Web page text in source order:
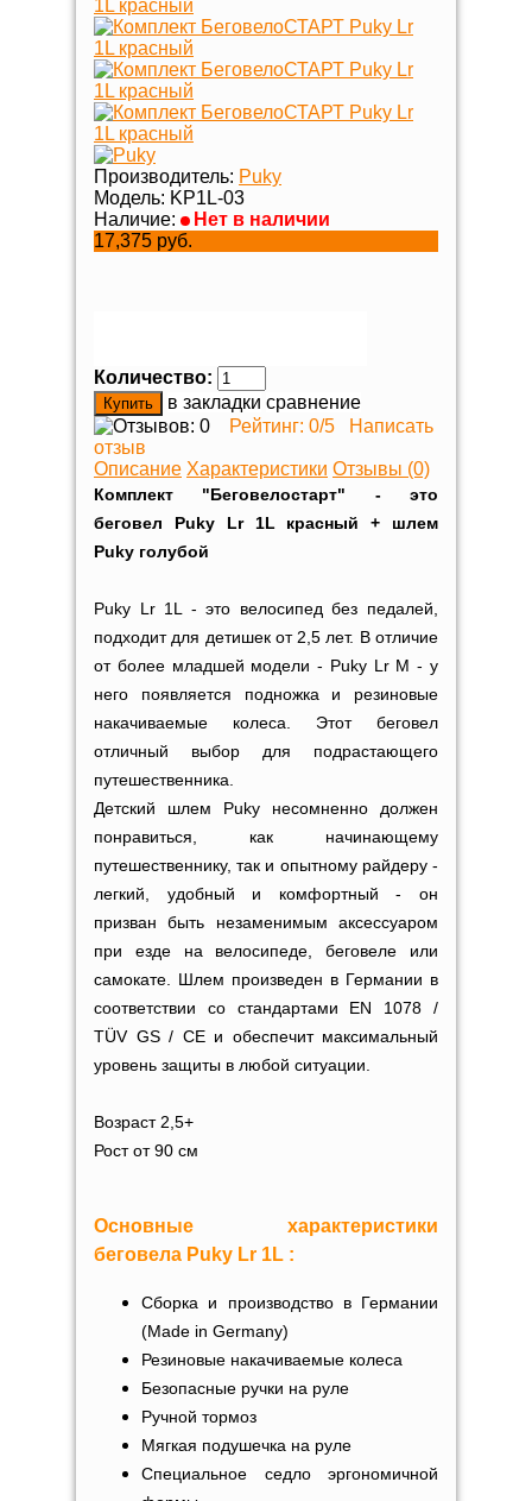
Производитель: Puky
Модель: KP1L-03
Наличие:
Нет в наличии
17,375 руб.
Количество:
в закладки сравнение
Рейтинг: 0/5
Написать
отзыв
Описание Характеристики Отзывы (0)
Комплект "Беговелостарт" - это
беговел Puky Lr 1L красный + шлем
Puky голубой
Puky Lr 1L - это велосипед без педалей,
подходит для детишек от 2,5 лет. В отличие
от более младшей модели - Puky Lr M - у
него появляется подножка и резиновые
накачиваемые колеса. Этот беговел
отличный выбор для подрастающего
путешественника.
Детский шлем Puky несомненно должен
понравиться, как начинающему
путешественнику, так и опытному райдеру -
легкий, удобный и комфортный - он
призван быть незаменимым аксессуаром
при езде на велосипеде, беговеле или
самокате. Шлем произведен в Германии в
соответствии со стандартами EN 1078 /
TÜV GS / CE и обеспечит максимальный
уровень защиты в любой ситуации.
Возраст 2,5+
Рост от 90 см
Основные характеристики
беговела Puky Lr 1L :
Сборка и производство в Германии
(Made in Germany)
Резиновые накачиваемые колеса
Безопасные ручки на руле
Ручной тормоз
Мягкая подушечка на руле
Специальное седло эргономичной